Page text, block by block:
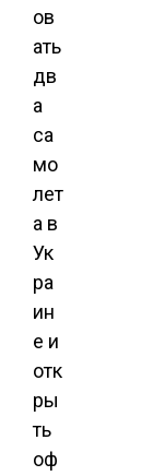
ов
ать
дв
а
са
мо
лет
а в
Ук
ра
ин
е и
отк
ры
ть
оф